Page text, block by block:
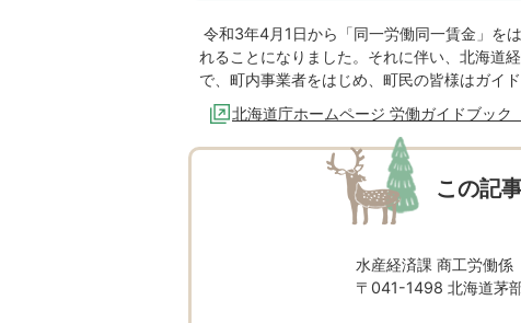
令和3年4月1日から「同一労働同一賃金」を
れることになりました。それに伴い、北海道
で、町内事業者をはじめ、町民の皆様はガイ
北海道庁ホームページ 労働ガイドブック
この記
水産経済課 商工労働係
〒041-1498 北海道茅